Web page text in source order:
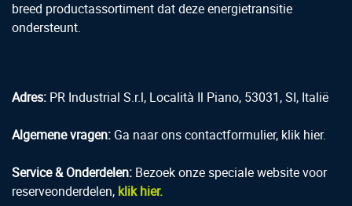
breed productassortiment dat deze energietransitie
ondersteunt.
Adres: PR Industrial S.r.l, Località Il Piano, 53031, SI, Italië
Algemene vragen: Ga naar ons contactformulier, klik hier.
Service & Onderdelen: Bezoek onze speciale website voor
reserveonderdelen, klik hier.